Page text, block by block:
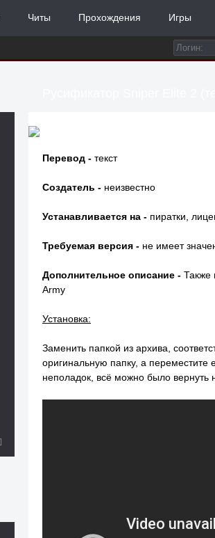
Читы Прохождения Игры
Перевод - текст
Создатель - неизвестно
Устанавливается на - пиратки,
Требуемая версия - не имеет
Дополнительное описание - Также
Army
Установка:
Заменить папкой из архива,
оригинальную папку, а переместите
неполадок, всё можно было вернуть